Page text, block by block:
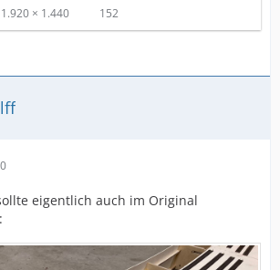
1.920 × 1.440 152
eigentlich auch im Original